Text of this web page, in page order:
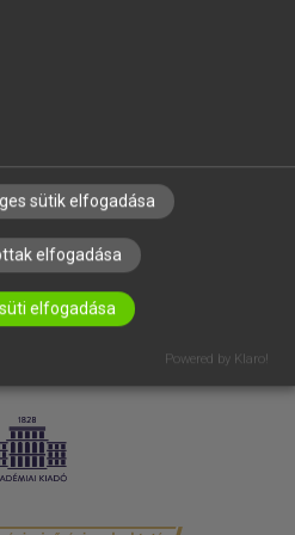
HÍRLEVELÜNKRE!
sütik elfogadása
elfogadása
elfogadása
Powered by Klaro!